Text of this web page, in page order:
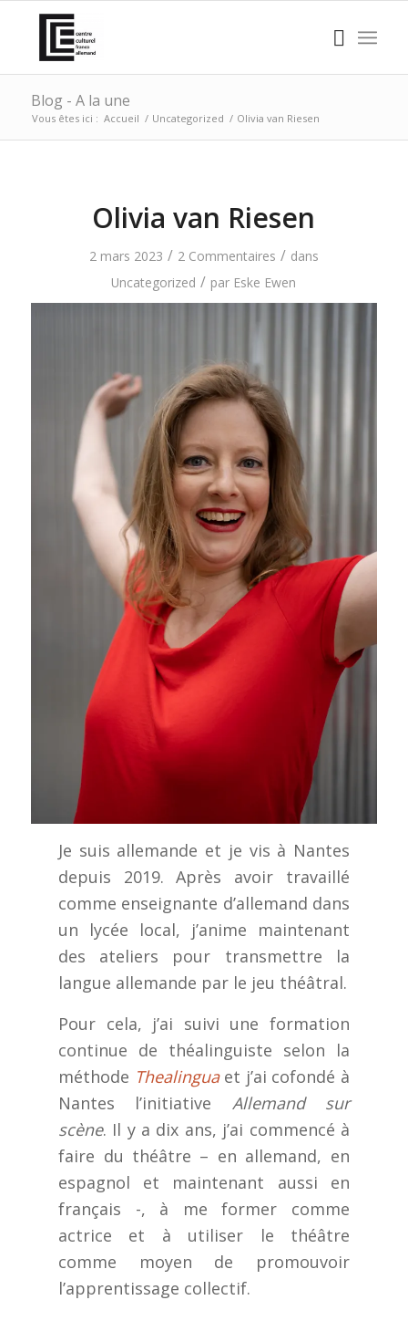
Blog - A la une
Vous êtes ici : Accueil / Uncategorized / Olivia van Riesen
Olivia van Riesen
2 mars 2023 / 2 Commentaires / dans
Uncategorized / par Eske Ewen
Je suis allemande et je vis à Nantes
depuis 2019. Après avoir travaillé
comme enseignante d’allemand dans
un lycée local, j’anime maintenant
des ateliers pour transmettre la
langue allemande par le jeu théâtral.
Pour cela, j’ai suivi une formation
continue de théalinguiste selon la
méthode Thealinguaet j’ai cofondé à
Nantes l’initiative Allemand sur
scène. Il y a dix ans, j’ai commencé à
faire du théâtre – en allemand, en
espagnol et maintenant aussi en
français -, à me former comme
actrice et à utiliser le théâtre
comme moyen de promouvoir
l’apprentissage collectif.